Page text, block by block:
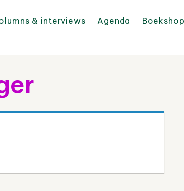
& interviews Agenda Boekshop